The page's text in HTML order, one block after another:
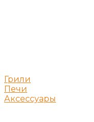
Грили
Печи
Аксессуары